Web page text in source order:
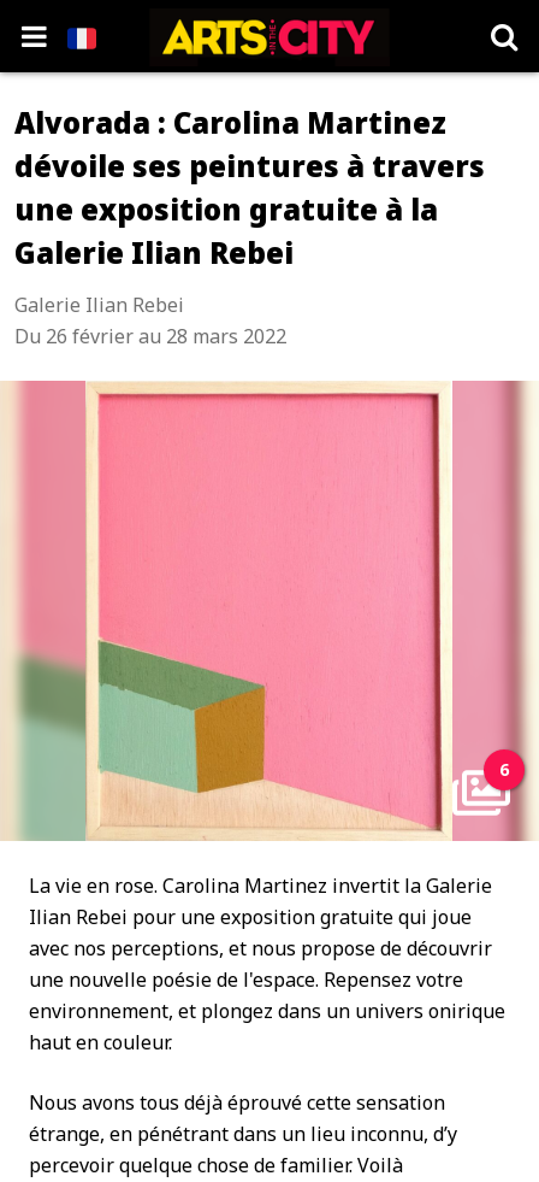
Alvorada : Carolina Martinez
dévoile ses peintures à travers
une exposition gratuite à la
Galerie Ilian Rebei
Galerie Ilian Rebei
Du 26 février au 28 mars 2022
6
La vie en rose. Carolina Martinez invertit la Galerie
Ilian Rebei pour une exposition gratuite qui joue
avec nos perceptions, et nous propose de découvrir
une nouvelle poésie de l'espace. Repensez votre
environnement, et plongez dans un univers onirique
haut en couleur.
Nous avons tous déjà éprouvé cette sensation
étrange, en pénétrant dans un lieu inconnu, d’y
percevoir quelque chose de familier. Voilà